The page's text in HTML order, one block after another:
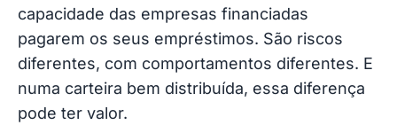
capacidade das empresas financiadas
pagarem os seus empréstimos. São riscos
diferentes, com comportamentos diferentes. E
numa carteira bem distribuída, essa diferença
pode ter valor.